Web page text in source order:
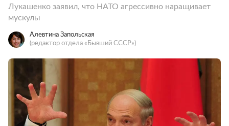
Лукашенко заявил, что НАТО агрессивно наращивает
мускулы
Алевтина Запольская
(редактор отдела «Бывший СССР»)